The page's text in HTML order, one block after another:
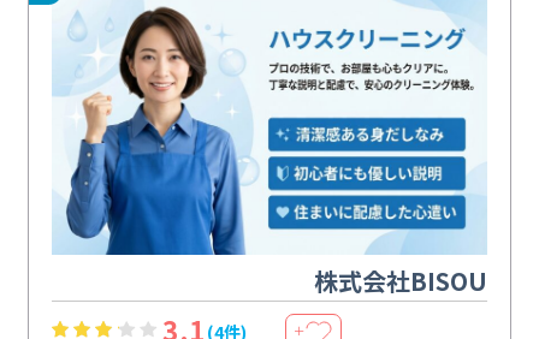
株式会社BISOU
3.1 (4件) ＋